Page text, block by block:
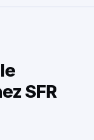
SFR